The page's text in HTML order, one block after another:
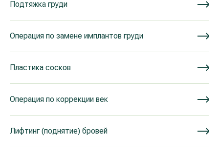
Подтяжка груди
Операция по замене имплантов груди
Пластика сосков
Операция по коррекции век
Лифтинг (поднятие) бровей